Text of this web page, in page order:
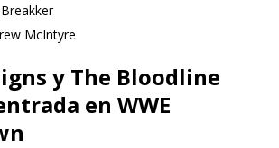
McIntyre
y The Bloodline
en WWE